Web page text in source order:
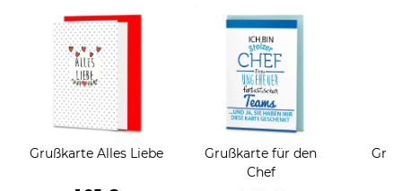
Grußkarte Alles Liebe
Grußkarte für den
Chef